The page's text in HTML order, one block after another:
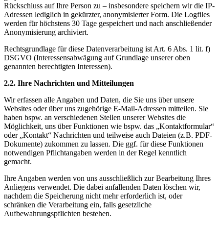
Rückschluss auf Ihre Person zu – insbesondere speichern wir die IP-
Adressen lediglich in gekürzter, anonymisierter Form. Die Logfiles
werden für höchstens 30 Tage gespeichert und nach anschließender
Anonymisierung archiviert.
Rechtsgrundlage für diese Datenverarbeitung ist Art. 6 Abs. 1 lit. f)
DSGVO (Interessensabwägung auf Grundlage unserer oben
genannten berechtigten Interessen).
2.2. Ihre Nachrichten und Mitteilungen
Wir erfassen alle Angaben und Daten, die Sie uns über unsere
Websites oder über uns zugehörige E-Mail-Adressen mitteilen. Sie
haben bspw. an verschiedenen Stellen unserer Websites die
Möglichkeit, uns über Funktionen wie bspw. das „Kontaktformular“
oder „Kontakt“ Nachrichten und teilweise auch Dateien (z.B. PDF-
Dokumente) zukommen zu lassen. Die ggf. für diese Funktionen
notwendigen Pflichtangaben werden in der Regel kenntlich
gemacht.
Ihre Angaben werden von uns ausschließlich zur Bearbeitung Ihres
Anliegens verwendet. Die dabei anfallenden Daten löschen wir,
nachdem die Speicherung nicht mehr erforderlich ist, oder
schränken die Verarbeitung ein, falls gesetzliche
Aufbewahrungspflichten bestehen.